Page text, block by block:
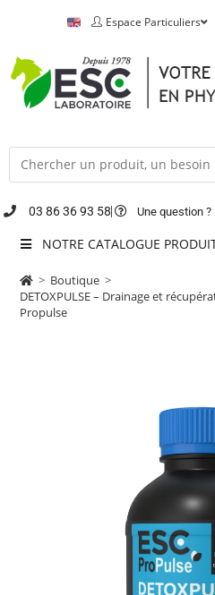
Espace Particuliers
03 86 36 93 58 Une question ?
NOTRE CATALOGUE
> Boutique >
DETOXPULSE – Drainage et
Propulse